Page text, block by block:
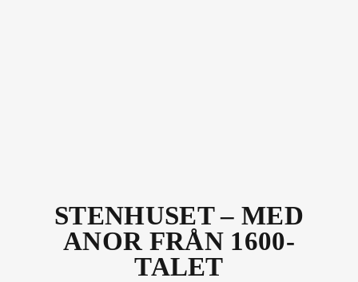
STENHUSET – MED
ANOR FRÅN 1600-
TALET